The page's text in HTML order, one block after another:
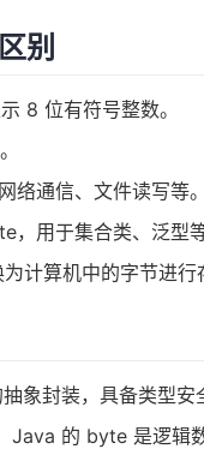
别
8 位有符号整数。
络通信、文件读写等。
用于集合类、泛型等
计算机中的字节进行
象封装，具备类型安
的 byte 是逻辑数